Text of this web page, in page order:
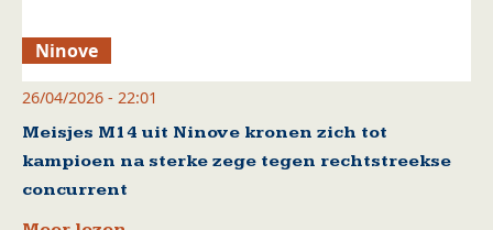
Ninove
26/04/2026 - 22:01
Meisjes M14 uit Ninove kronen zich tot
kampioen na sterke zege tegen rechtstreekse
concurrent